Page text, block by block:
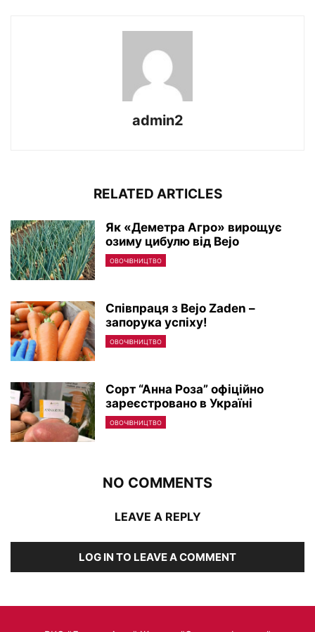
admin2
RELATED ARTICLES
Як «Деметра Агро» вирощує
озиму цибулю від Bejo
ОВОЧІВНИЦТВО
Співпраця з Bejo Zaden –
запорука успіху!
ОВОЧІВНИЦТВО
Сорт “Анна Роза” офіційно
зареєстровано в Україні
ОВОЧІВНИЦТВО
NO COMMENTS
LEAVE A REPLY
LOG IN TO LEAVE A COMMENT